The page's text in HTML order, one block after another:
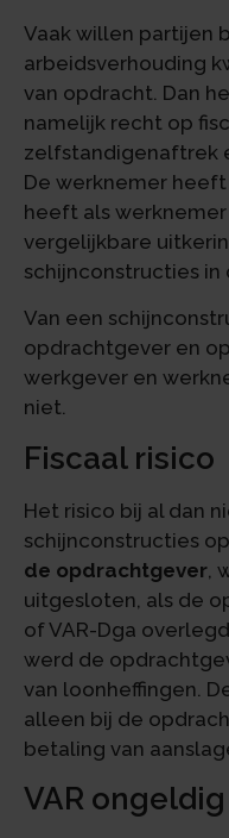
Vaak willen partijen
arbeidsverhouding
van opdracht. Dan
namelijk recht op
zelfstandigenaftrek
De werknemer
heeft als
vergelijkbare
schijnconstructies in
Van een
opdrachtgever en
werkgever en
niet.
Fiscaal risico
Het risico bij al dan
schijnconstructies
de opdrachtgever ,
uitgesloten, als de
of VAR-Dga
werd de
van loonheffingen.
alleen bij de
betaling van
VAR